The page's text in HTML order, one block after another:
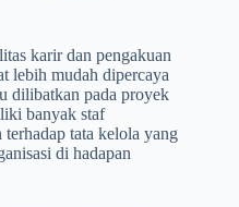
karir dan pengakuan
lebih mudah dipercaya
dilibatkan pada proyek
banyak staf
tata kelola yang
di hadapan